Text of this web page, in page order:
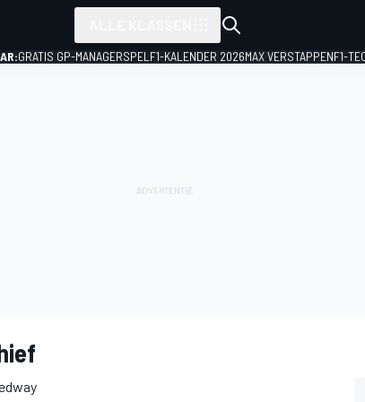
GRATIS GP-MANAGERSPEL F1-KALENDER 2026MAX VERSTAPPENF1-